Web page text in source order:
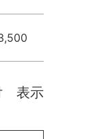
表示